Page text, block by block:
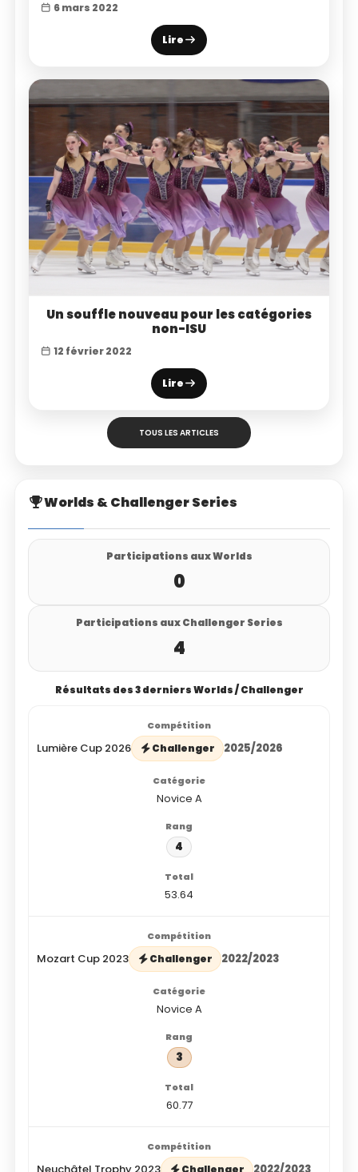
6 mars 2022
Lire
Un souffle nouveau pour les catégories
non-ISU
12 février 2022
Lire
TOUS LES ARTICLES
Worlds & Challenger Series
Participations aux Worlds
0
Participations aux Challenger Series
4
Résultats des 3 derniers Worlds / Challenger
Lumière Cup 2026 Challenger 2025/2026
Novice A
4
53.64
Mozart Cup 2023 Challenger 2022/2023
Novice A
3
60.77
Challenger